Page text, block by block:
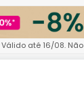
até 16/08.